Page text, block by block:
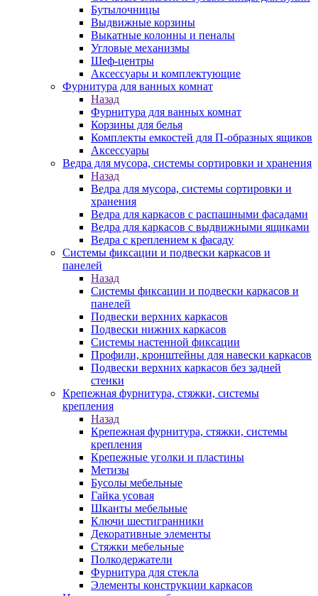
Бутылочницы
Выдвижные корзины
Выкатные колонны и пеналы
Угловые механизмы
Шеф-центры
Аксессуары и комплектующие
Фурнитура для ванных комнат
Назад
Фурнитура для ванных комнат
Корзины для белья
Комплекты емкостей для П-образных ящиков
Аксессуары
Ведра для мусора, системы сортировки и хранения
Назад
Ведра для мусора, системы сортировки и
хранения
Ведра для каркасов с распашными фасадами
Ведра для каркасов с выдвижными ящиками
Ведра с креплением к фасаду
Системы фиксации и подвески каркасов и
панелей
Назад
Системы фиксации и подвески каркасов и
панелей
Подвески верхних каркасов
Подвески нижних каркасов
Системы настенной фиксации
Профили, кронштейны для навески каркасов
Подвески верхних каркасов без задней
стенки
Крепежная фурнитура, стяжки, системы
крепления
Назад
Крепежная фурнитура, стяжки, системы
крепления
Крепежные уголки и пластины
Метизы
Бусолы мебельные
Гайка усовая
Шканты мебельные
Ключи шестигранники
Декоративные элементы
Стяжки мебельные
Полкодержатели
Фурнитура для стекла
Элементы конструкции каркасов